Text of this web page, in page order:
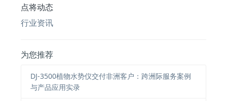
点将动态
行业资讯
为您推荐
DJ-3500植物水势仪交付非洲客户：跨洲际服务案例
与产品应用实录